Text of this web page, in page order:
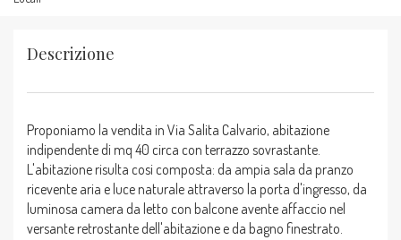
Descrizione
Proponiamo la vendita in Via Salita Calvario, abitazione
indipendente di mq 40 circa con terrazzo sovrastante.
L'abitazione risulta cosi composta: da ampia sala da pranzo
ricevente aria e luce naturale attraverso la porta d'ingresso, da
luminosa camera da letto con balcone avente affaccio nel
versante retrostante dell'abitazione e da bagno finestrato.